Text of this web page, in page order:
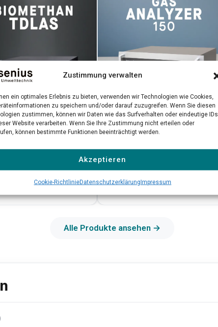
Zustimmung verwalten
ein optimales Erlebnis zu bieten, verwenden wir Technologien wie Cookies,
zu speichern und/oder darauf zuzugreifen. Wenn Sie diesen
zustimmen, können wir Daten wie das Surfverhalten oder eindeutige IDs
Website verarbeiten. Wenn Sie Ihre Zustimmung nicht erteilen oder
können bestimmte Funktionen beeinträchtigt werden.
Akzeptieren
Cookie-RichtlinieDatenschutzerklärungImpressum
TDLAS
für
Biomethan-
→
Gas Analyzer 150
Präzise NDIR-Messung gefährlicher
Lösemittel in industriellen
Umgebungen
Alle Produkte ansehen →